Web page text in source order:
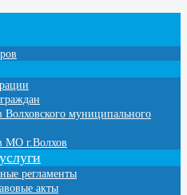
Волховского муниципального
МО г.Волхов
регламенты
акты